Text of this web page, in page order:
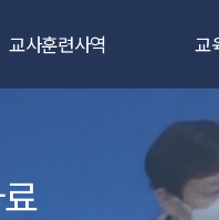
교사훈련사역
TCE 교사대학
교